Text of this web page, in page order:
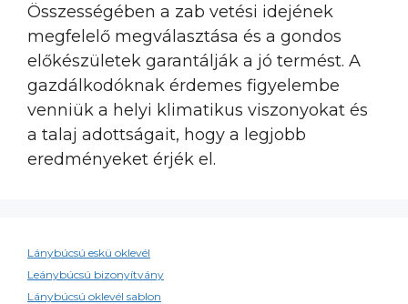
Összességében a zab vetési idejének
megfelelő megválasztása és a gondos
előkészületek garantálják a jó termést. A
gazdálkodóknak érdemes figyelembe
venniük a helyi klimatikus viszonyokat és
a talaj adottságait, hogy a legjobb
eredményeket érjék el.
Lánybúcsú eskü oklevél
Leánybúcsú bizonyítvány
Lánybúcsú oklevél sablon